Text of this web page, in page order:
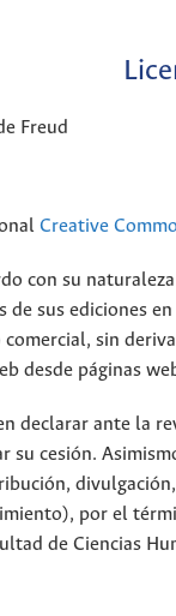
Freud
Creative
con su
sus ediciones
sin
desde páginas
declarar ante la
su cesión.
por el
de Ciencias